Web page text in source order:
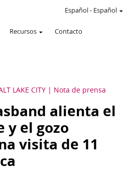
Recursos Contacto
Español- Español
LAKE CITY Nota de prensa
alienta el
y el gozo
visita de 11